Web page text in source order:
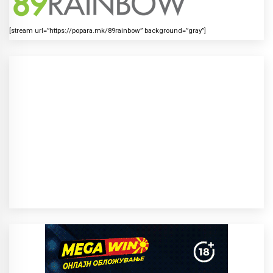
[stream url=”https://popara.mk/89rainbow” background=”gray”]